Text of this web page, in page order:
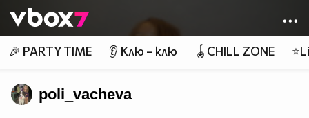
👾
🎉 PARTY TIME 👂 Клю – клю 🪀CHILL ZONE
poli_vacheva